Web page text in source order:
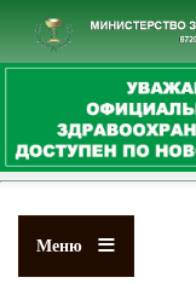
Меню